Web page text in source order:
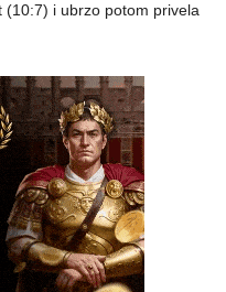
i ubrzo potom privela